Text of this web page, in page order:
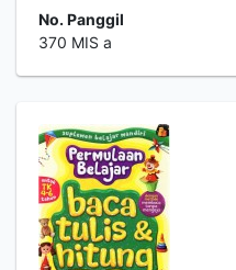
No. Panggil
370 MIS a